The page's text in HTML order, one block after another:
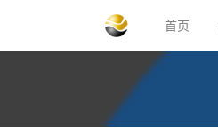
首页